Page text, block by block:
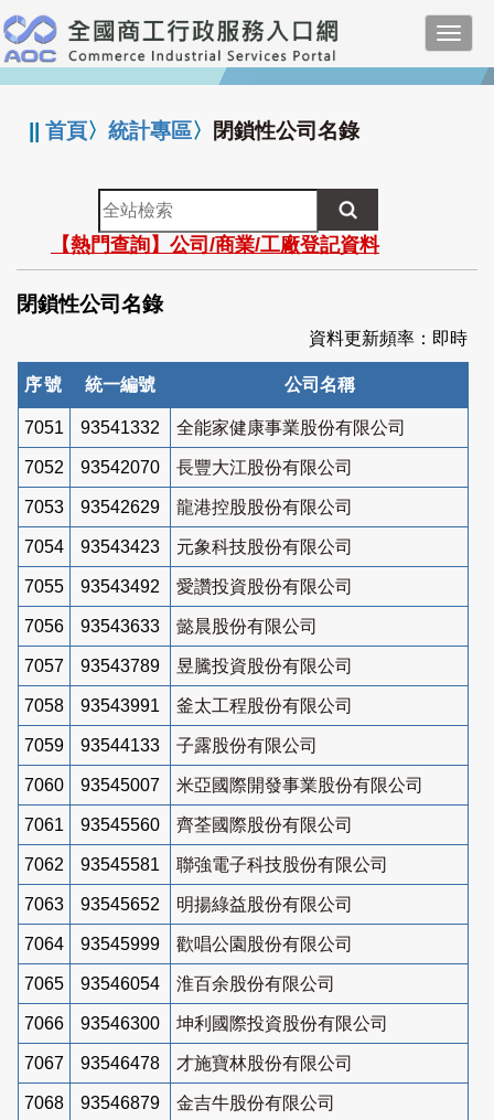
跳
到
主
要
:::
||首頁〉統計專區〉 閉鎖性公司名錄
全
站
檢
索
【熱門查詢】公司/商業/工廠登記資料
閉鎖性公司名錄
資料更新頻率：即時
序號 統一編號 公司名稱
7051 93541332 全能家健康事業股份有限公司
7052 93542070 長豐大江股份有限公司
7053 93542629 龍港控股股份有限公司
7054 93543423 元象科技股份有限公司
7055 93543492 愛讚投資股份有限公司
7056 93543633 懿晨股份有限公司
7057 93543789 昱騰投資股份有限公司
7058 93543991 釜太工程股份有限公司
7059 93544133 子露股份有限公司
7060 93545007 米亞國際開發事業股份有限公司
7061 93545560 齊荃國際股份有限公司
7062 93545581 聯強電子科技股份有限公司
7063 93545652 明揚綠益股份有限公司
7064 93545999 歡唱公園股份有限公司
7065 93546054 淮百余股份有限公司
7066 93546300 坤利國際投資股份有限公司
7067 93546478 才施寶林股份有限公司
7068 93546879 金吉牛股份有限公司